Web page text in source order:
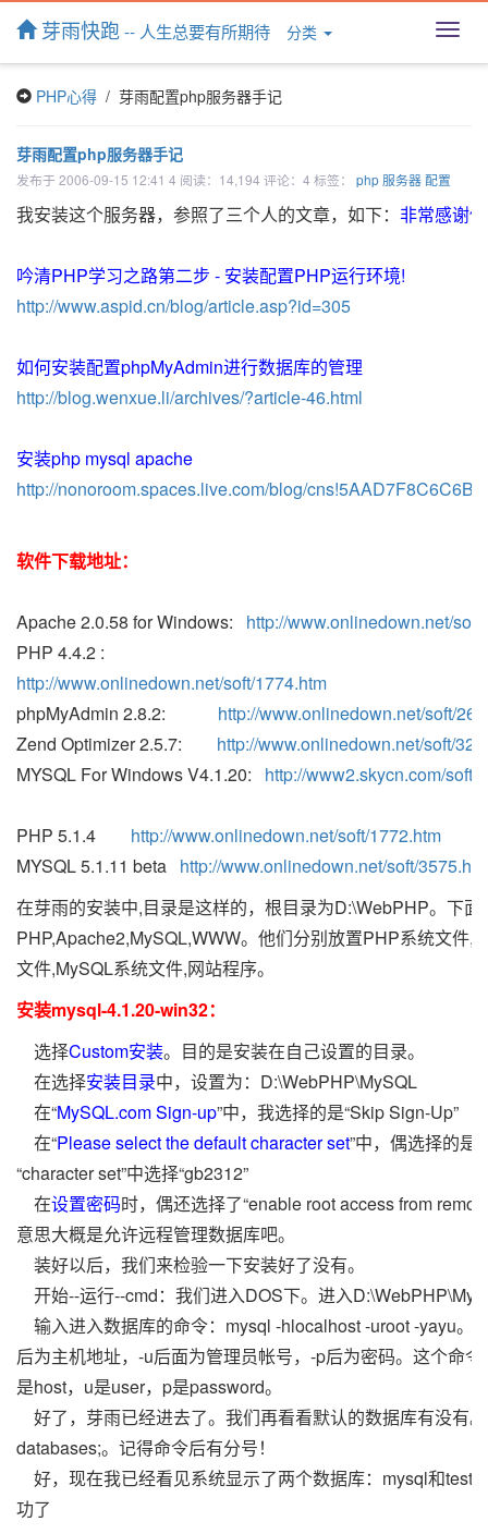
T
a
v
i
芽雨快跑-- 人生总要有所期待 分类
PHP心得 / 芽雨配置php服务器手记
芽雨配置php服务器手记
发布于 2006-09-15 12:41 4 阅读：14,194 评论：4 标签： php 服务器配置
我安装这个服务器，参照了三个人的文章，如下： 非常感谢
吟清PHP学习之路第二步 - 安装配置PHP运行环境!
http://www.aspid.cn/blog/article.asp?id=305
如何安装配置phpMyAdmin进行数据库的管理
http://blog.wenxue.li/archives/?article-46.html
安装php mysql apache
http://nonoroom.spaces.live.com/blog/
软件下载地址：
Apache 2.0.58 for Windows: http://www.onlinedown.net/
PHP 4.4.2 :
http://www.onlinedown.net/soft/1774.htm
phpMyAdmin 2.8.2: http://www.onlinedown.net/soft/
Zend Optimizer 2.5.7: http://www.onlinedown.net/soft/
MYSQL For Windows V4.1.20: http://www2.skycn.com/soft/
PHP 5.1.4 http://www.onlinedown.net/soft/1772.htm
MYSQL 5.1.11 beta http://www.onlinedown.net/soft/
在芽雨的安装中,目录是这样的，根目录为D:\WebPHP。下面
PHP,Apache2,MySQL,WWW。他们分别放置PHP系统文件
文件,MySQL系统文件,网站程序。
安装mysql-4.1.20-win32：
选择Custom安装。目的是安装在自己设置的目录。
在选择安装目录中，设置为：D:\WebPHP\MySQL
在“MySQL.com Sign-up”中，我选择的是“Skip Sign-Up”
在“Please select the default character set”中，偶选择的是
“character set”中选择“gb2312”
在设置密码时，偶还选择了“enable root access from
意思大概是允许远程管理数据库吧。
装好以后，我们来检验一下安装好了没有。
开始--运行--cmd：我们进入DOS下。进入
输入进入数据库的命令：mysql -hlocalhost -uroot -yayu。
后为主机地址，-u后面为管理员帐号，-p后为密码。这个命
是host，u是user，p是password。
好了，芽雨已经进去了。我们再看看默认的数据库有没有
databases;。记得命令后有分号！
好，现在我已经看见系统显示了两个数据库：mysql和test
功了